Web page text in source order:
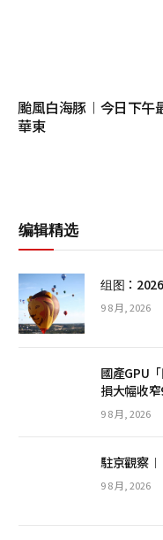
颱風白海豚︱今日下午
華東
编辑精选
组图：
9 8 月, 2026
國產GPU
損大幅收
9 8 月, 2026
駐京觀察
9 8 月, 2026